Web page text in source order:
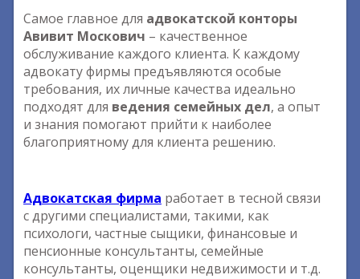
Самое главное для адвокатской конторы
Авивит Москович – качественное
обслуживание каждого клиента. К каждому
адвокату фирмы предъявляются особые
требования, их личные качества идеально
подходят для ведения семейных дел, а опыт
и знания помогают прийти к наиболее
благоприятному для клиента решению.
Адвокатская фирма работает в тесной связи
с другими специалистами, такими, как
психологи, частные сыщики, финансовые и
пенсионные консультанты, семейные
консультанты, оценщики недвижимости и т.д.